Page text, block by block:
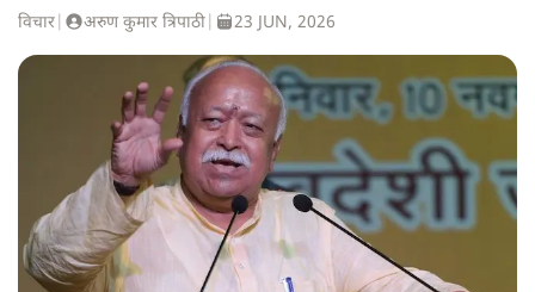
विचार अरुण कुमार त्रिपाठी 23 JUN, 2026